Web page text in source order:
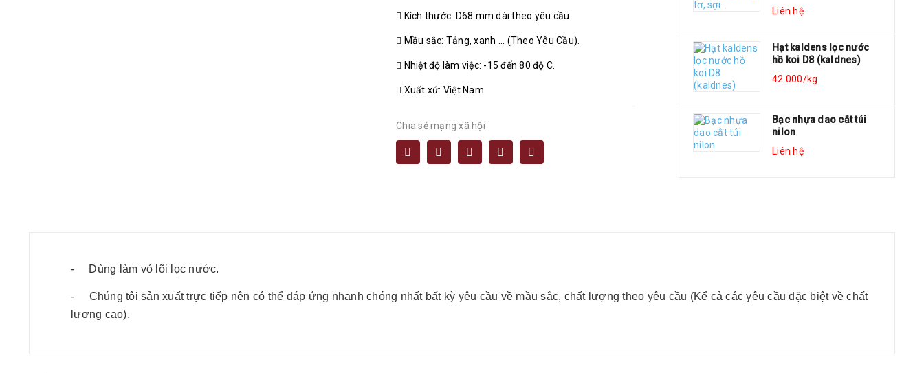
Kích thước: D68 mm dài theo yêu cầu
Mầu sắc: Tắng, xanh ... (Theo Yêu Cầu).
Nhiệt độ làm việc: -15 đến 80 độ C.
Xuất xứ: Việt Nam
Chia sẻ mạng xã hội
Liên hệ
Hạt kaldens lọc nước
hồ koi D8 (kaldnes)
42.000/kg
Bạc nhựa dao cắt túi
nilon
Liên hệ
- Dùng làm vỏ lõi lọc nước.
- Chúng tôi sản xuất trực tiếp nên có thể đáp ứng nhanh chóng nhất bất kỳ yêu cầu về mầu sắc, chất lượng theo yêu cầu (Kể cả các yêu cầu đặc biệt về chất
lượng cao).